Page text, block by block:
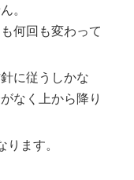
。
何回も変わって
に従うしかな
なく上から降り
ます。